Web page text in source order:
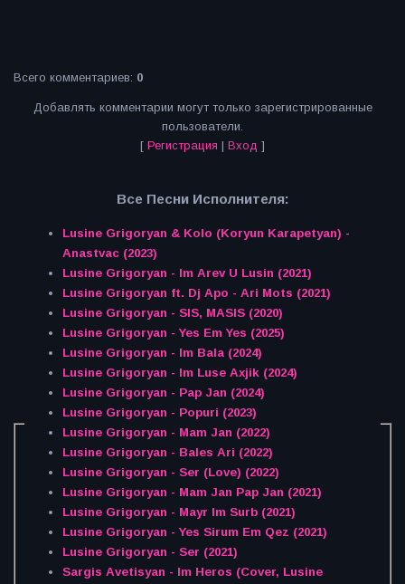
Всего комментариев: 0
Добавлять комментарии могут только зарегистрированные
пользователи.
[ Регистрация | Вход ]
Все Песни Исполнителя:
Lusine Grigoryan & Kolo (Koryun Karapetyan) -
Anastvac (2023)
Lusine Grigoryan - Im Arev U Lusin (2021)
Lusine Grigoryan ft. Dj Apo - Ari Mots (2021)
Lusine Grigoryan - SIS, MASIS (2020)
Lusine Grigoryan - Yes Em Yes (2025)
Lusine Grigoryan - Im Bala (2024)
Lusine Grigoryan - Im Luse Axjik (2024)
Lusine Grigoryan - Pap Jan (2024)
Lusine Grigoryan - Popuri (2023)
Lusine Grigoryan - Mam Jan (2022)
Lusine Grigoryan - Bales Ari (2022)
Lusine Grigoryan - Ser (Love) (2022)
Lusine Grigoryan - Mam Jan Pap Jan (2021)
Lusine Grigoryan - Mayr Im Surb (2021)
Lusine Grigoryan - Yes Sirum Em Qez (2021)
Lusine Grigoryan - Ser (2021)
Sargis Avetisyan - Im Heros (Cover, Lusine